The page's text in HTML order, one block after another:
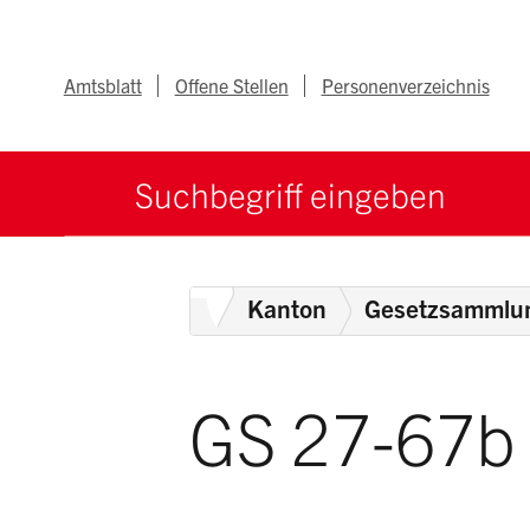
Metanav
Amtsblatt Offene Stellen Personenverzeichnis
Suchbegriff
HomeKanton
GS 27-67b